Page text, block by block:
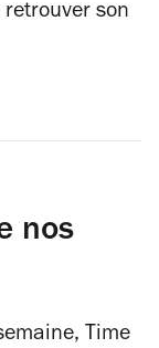
son
nos
Time